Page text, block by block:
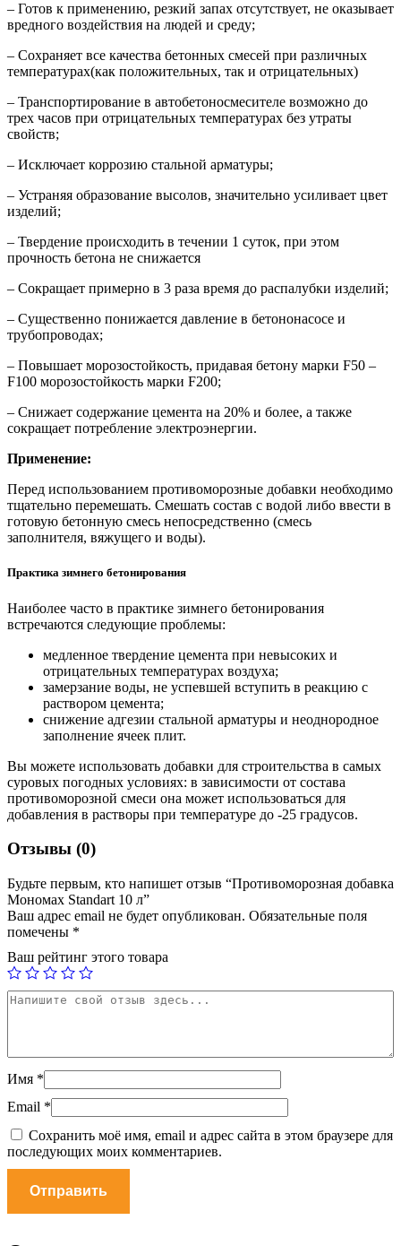
– Готов к применению, резкий запах отсутствует, не оказывает
вредного воздействия на людей и среду;
– Сохраняет все качества бетонных смесей при различных
температурах(как положительных, так и отрицательных)
– Транспортирование в автобетоносмесителе возможно до
трех часов при отрицательных температурах без утраты
свойств;
– Исключает коррозию стальной арматуры;
– Устраняя образование высолов, значительно усиливает цвет
изделий;
– Твердение происходить в течении 1 суток, при этом
прочность бетона не снижается
– Сокращает примерно в 3 раза время до распалубки изделий;
– Существенно понижается давление в бетононасосе и
трубопроводах;
– Повышает морозостойкость, придавая бетону марки F50 –
F100 морозостойкость марки F200;
– Снижает содержание цемента на 20% и более, а также
сокращает потребление электроэнергии.
Применение:
Перед использованием противоморозные добавки необходимо
тщательно перемешать. Смешать состав с водой либо ввести в
готовую бетонную смесь непосредственно (смесь
заполнителя, вяжущего и воды).
Практика зимнего бетонирования
Наиболее часто в практике зимнего бетонирования
встречаются следующие проблемы:
медленное твердение цемента при невысоких и
отрицательных температурах воздуха;
замерзание воды, не успевшей вступить в реакцию с
раствором цемента;
снижение адгезии стальной арматуры и неоднородное
заполнение ячеек плит.
Вы можете использовать добавки для строительства в самых
суровых погодных условиях: в зависимости от состава
противоморозной смеси она может использоваться для
добавления в растворы при температуре до -25 градусов.
Отзывы (0)
Будьте первым, кто напишет отзыв “Противоморозная добавка
Мономах Standart 10 л”
Ваш адрес email не будет опубликован. Обязательные поля
помечены *
Ваш рейтинг этого товара
Имя *
Email *
Сохранить моё имя, email и адрес сайта в этом браузере для
последующих моих комментариев.